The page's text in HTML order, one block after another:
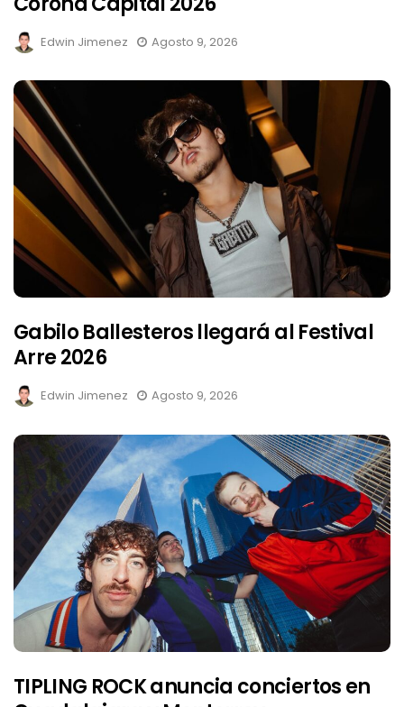
Edwin Jimenez Agosto 9, 2026
Gabilo Ballesteros llegará al Festival
Arre 2026
Edwin Jimenez Agosto 9, 2026
TIPLING ROCK anuncia conciertos en